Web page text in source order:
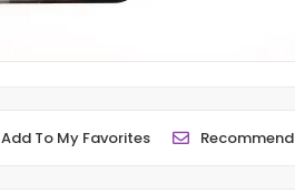
Add To My Favorites Recommend